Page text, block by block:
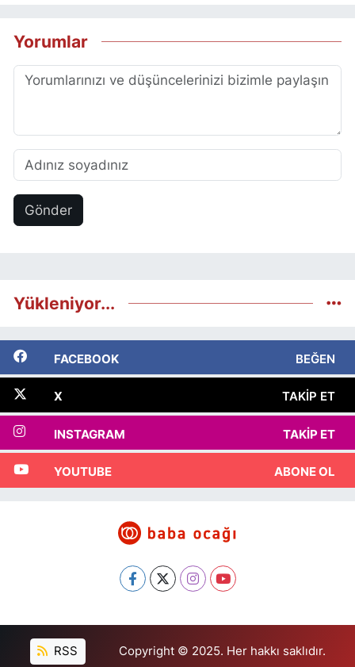
Yorumlar
Gönder
Yükleniyor...
FACEBOOK BEĞEN
X TAKIP ET
INSTAGRAM TAKIP ET
YOUTUBE ABONE OL
RSS Copyright © 2025. Her hakkı saklıdır.